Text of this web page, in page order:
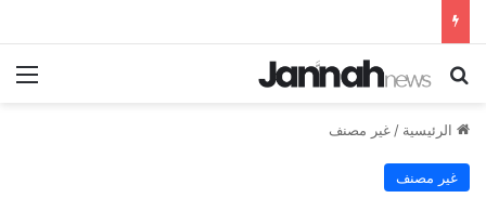
بحث عن
الرئيسية / غير مصنف
غير مصنف